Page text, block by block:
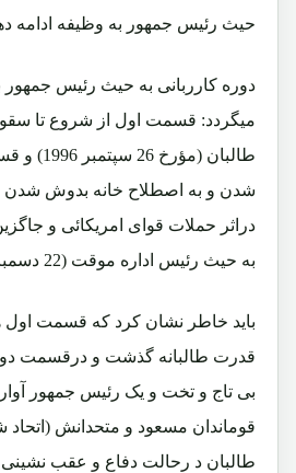
حیث رئیس جمهور به وظیفه ادامه
دوره کارربانی به حیث رئیس
میگردد: قسمت اول از شروع تا
طالبان
شدن و به اصطلاح خانه بدوش شدن
دراثر حملات قوای امریکائی و
به حیث رئیس اداره موقت (22 دسمبر 2001)
باید خاطر نشان کرد که قسمت
قدرت طالبانه گذشت و درقسمت
بی تاج و تخت و یک رئیس جمهور
قوماندان مسعود و متحدانش (اتحاد
طالبان د رحالت دفاع و عقب نشینی